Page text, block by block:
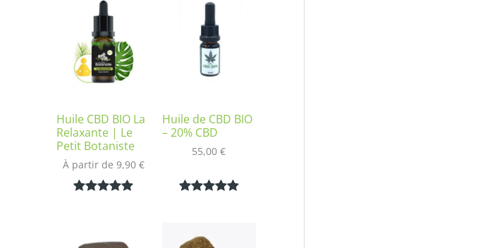
basé sur
client
basé sur
notation
client
Huile CBD BIO La
Relaxante | Le
Petit Botaniste
À partir de 9,90 €
Huile de CBD BIO
– 20% CBD
55,00€
basé sur